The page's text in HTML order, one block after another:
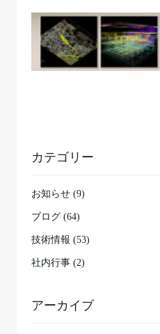
カテゴリー
お知らせ (9)
ブログ (64)
技術情報 (53)
社内行事 (2)
アーカイブ